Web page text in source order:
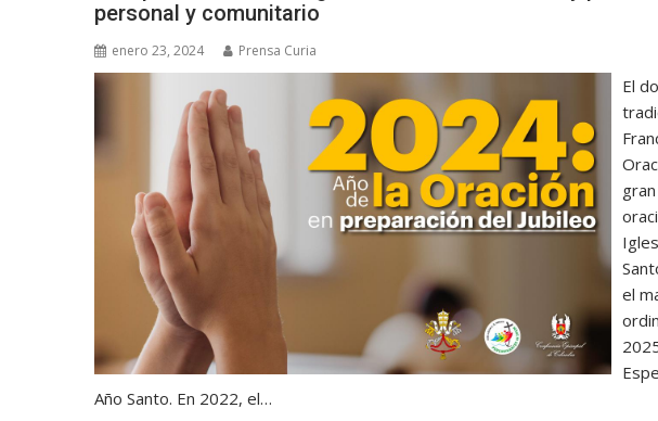
personal y comunitario
enero 23, 2024 Prensa Curia
El
el
Año Santo. En 2022, el…